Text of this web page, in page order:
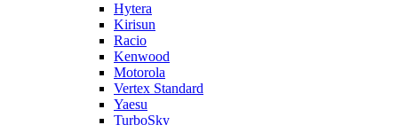
Hytera
Kirisun
Racio
Kenwood
Motorola
Vertex Standard
Yaesu
TurboSky